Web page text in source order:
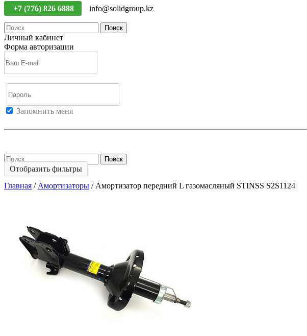
+7 (776) 826 6888 info@solidgroup.kz
Поиск
Личный кабинет
Форма авторизации
Запомнить меня
Поиск
Отобразить фильтры
Главная / Амортизаторы / Амортизатор передний L газомасляный STINSS S2S1124